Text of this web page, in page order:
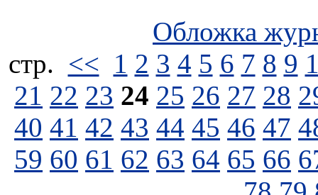
Обложка
стp. << 1 2 3 4 5 6 7 8 9
21 22 23 24 25 26 27 28
40 41 42 43 44 45 46 47
59 60 61 62 63 64 65 66